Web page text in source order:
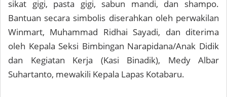
sikat gigi, pasta gigi, sabun mandi, dan shampo.
Bantuan secara simbolis diserahkan oleh perwakilan
Winmart, Muhammad Ridhai Sayadi, dan diterima
oleh Kepala Seksi Bimbingan Narapidana/Anak Didik
dan Kegiatan Kerja (Kasi Binadik), Medy Albar
Suhartanto, mewakili Kepala Lapas Kotabaru.